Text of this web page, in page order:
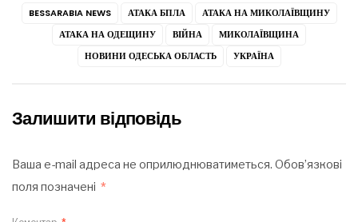
BESSARABIA NEWS АТАКА БПЛА
АТАКА НА МИКОЛАЇВЩИНУ
АТАКА НА ОДЕЩИНУ
ВІЙНА
МИКОЛАЇВЩИНА
НОВИНИ ОДЕСЬКА ОБЛАСТЬ
УКРАЇНА
Залишити відповідь
Ваша e-mail адреса не оприлюднюватиметься. Обов’язкові
поля позначені *